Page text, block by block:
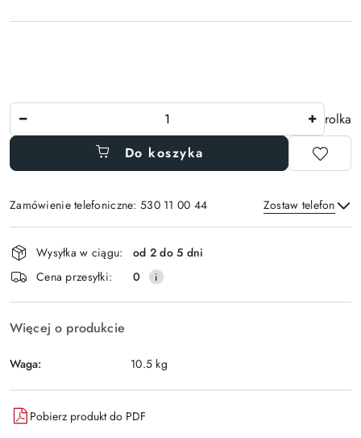
rolka
Do koszyka
Zamówienie telefoniczne: 530 11 00 44 Zostaw telefon
Wyślij
Dostępność
i
dostawa
Wysyłka w ciągu:
od 2 do 5 dni
Cena przesyłki:
0
Więcej o produkcie
Waga: 10.5 kg
Pobierz produkt do PDF